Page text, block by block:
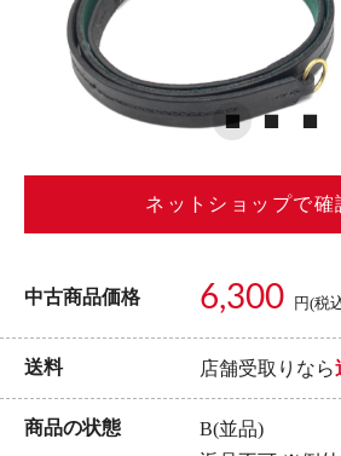
ネットショップで確
中古商品価格 6,300 円(税
送料 店舗受取りなら
商品の状態
B(並品)